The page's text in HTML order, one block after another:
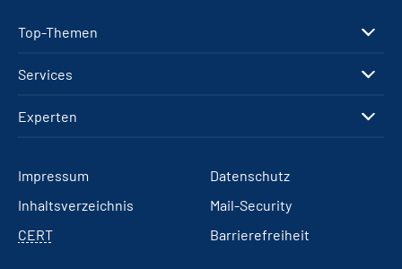
Top-Themen
Services
Experten
Impressum
Datenschutz
Inhaltsverzeichnis
Mail-Security
CERT
Barrierefreiheit